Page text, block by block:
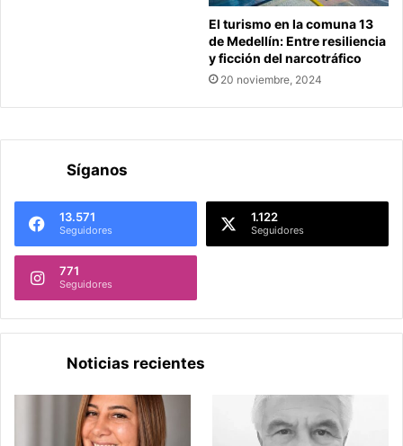
El turismo en la comuna 13
de Medellín: Entre resiliencia
y ficción del narcotráfico
20 noviembre, 2024
Síganos
13.571
Seguidores
1.122
Seguidores
771
Seguidores
Noticias recientes